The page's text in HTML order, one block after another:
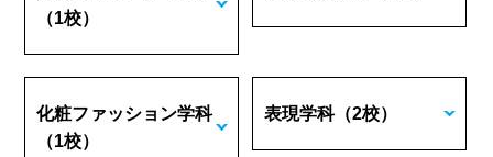
（1校）
化粧ファッション学科
（1校）
表現学科（2校）